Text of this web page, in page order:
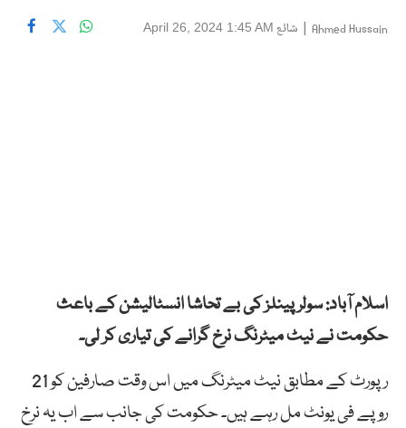
Ahmed Hussain
| شائع April 26, 2024 1:45 AM
اسلام آباد: سولر پینلز کی بے تحاشا انسٹالیشن کے باعث
حکومت نے نیٹ میٹرنگ نرخ گرانے کی تیاری کر لی۔
رپورٹ کے مطابق نیٹ میٹرنگ میں اس وقت صارفین کو 21
روپے فی یونٹ مل رہے ہیں۔ حکومت کی جانب سے اب یہ نرخ